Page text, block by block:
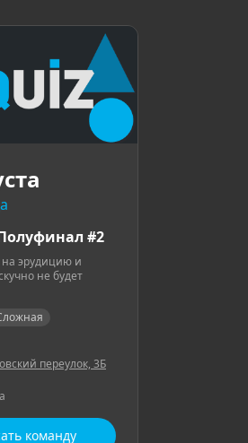
#2
эрудицию и
не будет
переулок, 3Б
команду